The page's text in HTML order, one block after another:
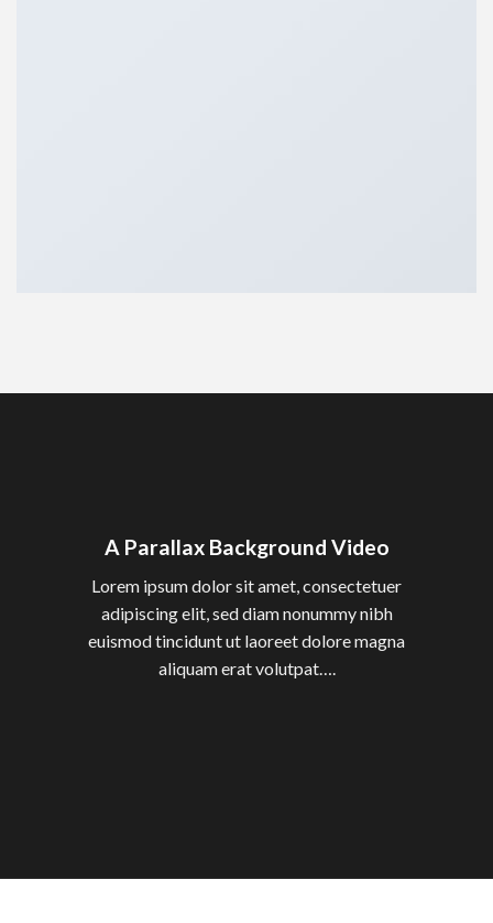
A Parallax Background Video
Lorem ipsum dolor sit amet, consectetuer
adipiscing elit, sed diam nonummy nibh
euismod tincidunt ut laoreet dolore magna
aliquam erat volutpat….